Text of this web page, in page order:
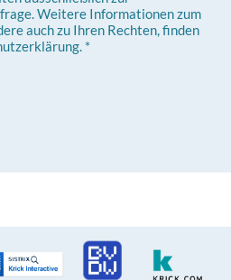
Weitere Informationen zum
auch zu Ihren Rechten, finden
*